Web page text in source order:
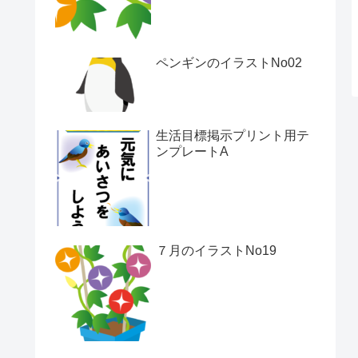
ペンギンのイラストNo02
生活目標掲示プリント用テ
ンプレートA
７月のイラストNo19